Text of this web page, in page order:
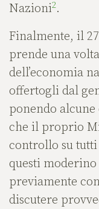
Nazioni2.
Finalmente, il
prende una
dell’economia
offertogli dal
ponendo
che il proprio
controllo su
questi
previamente
discutere